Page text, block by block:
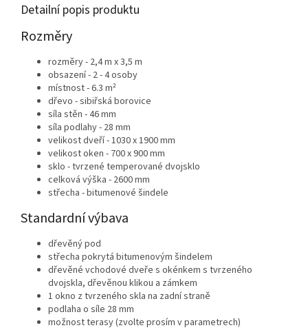
Detailní popis produktu
Rozměry
rozměry - 2,4m x 3,5 m
obsazení - 2 - 4 osoby
místnost - 6.3 m²
dřevo - sibiřská borovice
síla stěn - 46 mm
síla podlahy - 28 mm
velikost dveří - 1030 x 1900 mm
velikost oken - 700 x 900 mm
sklo - tvrzené temperované dvojsklo
celková výška - 2600 mm
střecha - bitumenové šindele
Standardní výbava
dřevěný pod
střecha pokrytá bitumenovým šindelem
dřevěné vchodové dveře s okénkem s tvrzeného
dvojskla, dřevěnou klikou a zámkem
1 okno z tvrzeného skla na zadní straně
podlaha o síle 28 mm
možnost terasy (zvolte prosím v parametrech)